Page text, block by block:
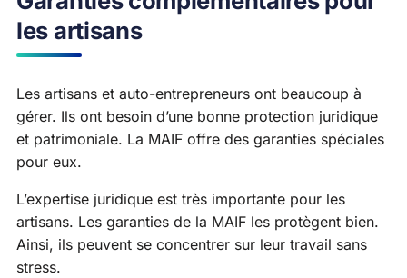
les artisans
Les artisans et auto-entrepreneurs ont beaucoup à
gérer. Ils ont besoin d’une bonne protection juridique
et patrimoniale. La MAIF offre des garanties spéciales
pour eux.
L’expertise juridique est très importante pour les
artisans. Les garanties de la MAIF les protègent bien.
Ainsi, ils peuvent se concentrer sur leur travail sans
stress.